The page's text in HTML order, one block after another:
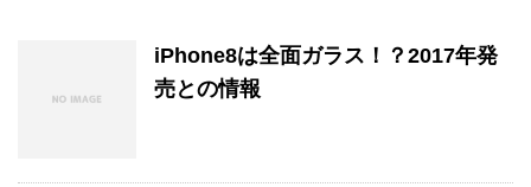
iPhone8は全面ガラス！？2017年発
売との情報